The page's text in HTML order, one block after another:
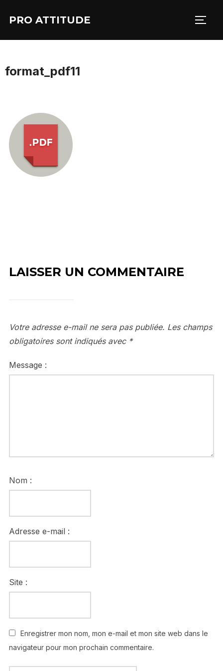
PRO ATTITUDE
format_pdf11
LAISSER UN COMMENTAIRE
Votre adresse e-mail ne sera pas publiée. Les champs
obligatoires sont indiqués avec *
Message :
Nom :
Adresse e-mail :
Site :
Enregistrer mon nom, mon e-mail et mon site web dans le
navigateur pour mon prochain commentaire.